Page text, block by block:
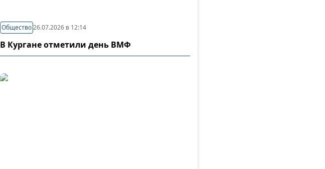
Общество 26.07.2026 в 12:14
В Кургане отметили день ВМФ